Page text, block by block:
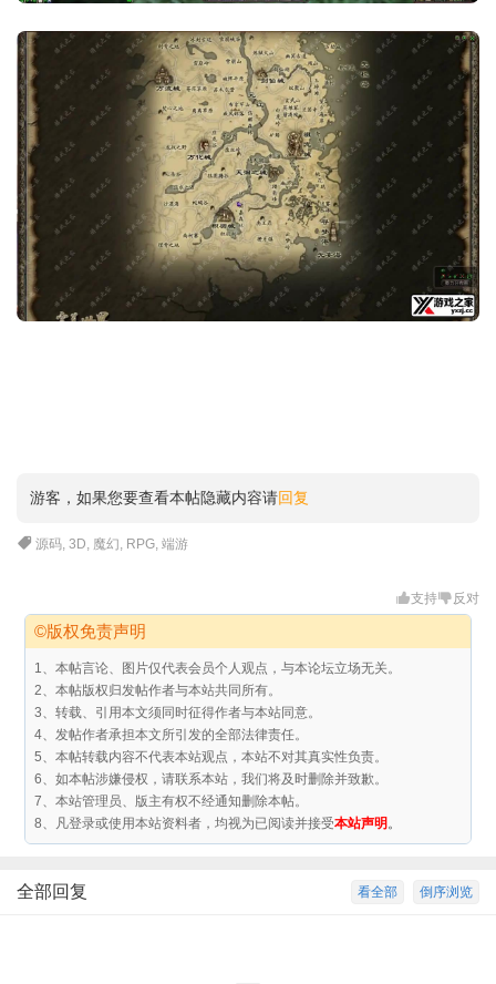
游客，如果您要查看本帖隐藏内容请回复
源码 ,3D 魔幻 RPG ,端游
支持 反对
©版权免责声明
1、本帖言论、图片仅代表会员个人观点，与本论坛立场无关。
2、本帖版权归发帖作者与本站共同所有。
3、转载、引用本文须同时征得作者与本站同意。
4、发帖作者承担本文所引发的全部法律责任。
5、本帖转载内容不代表本站观点，本站不对其真实性负责。
6、如本帖涉嫌侵权，请联系本站，我们将及时删除并致歉。
7、本站管理员、版主有权不经通知删除本帖。
8、凡登录或使用本站资料者，均视为已阅读并接受本站声明 。
倒序浏览
看全部
全部回复